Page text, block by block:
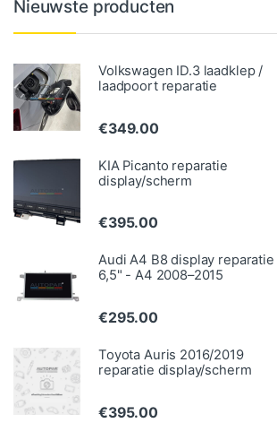
Nieuwste producten
Volkswagen ID.3 laadklep /
laadpoort reparatie
€349.00
KIA Picanto reparatie
display/scherm
€395.00
Audi A4 B8 display reparatie
6,5" - A4 2008–2015
€295.00
Toyota Auris 2016/2019
reparatie display/scherm
€395.00